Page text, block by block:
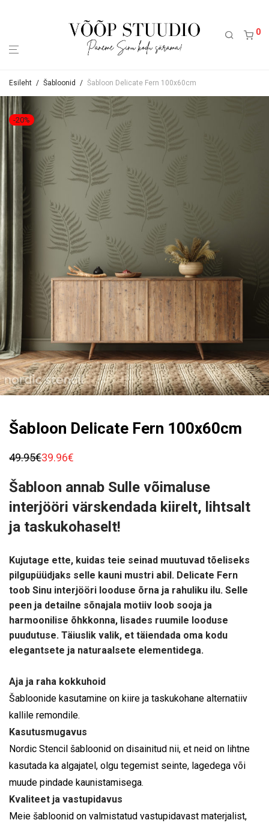
0
Esileht / Šabloonid / Šabloon Delicate Fern 100x60cm
-20%
Šabloon Delicate Fern 100x60cm
49.95€
Algne
oli:
49.95€.
39.96€
Praegune
on:
39.96€.
Šabloon annab Sulle võimaluse
interjööri värskendada kiirelt, lihtsalt
ja taskukohaselt!
Kujutage ette, kuidas teie seinad muutuvad tõeliseks
pilgupüüdjaks selle kauni mustri abil. Delicate Fern
toob Sinu interjööri looduse õrna ja rahuliku ilu. Selle
peen ja detailne sõnajala motiiv loob sooja ja
harmoonilise õhkkonna, lisades ruumile looduse
puudutuse. Täiuslik valik, et täiendada oma kodu
elegantsete ja naturaalsete elementidega.
Aja ja raha kokkuhoid
Šabloonide kasutamine on kiire ja taskukohane alternatiiv
kallile remondile.
Kasutusmugavus
Nordic Stencil šabloonid on disainitud nii, et neid on lihtne
kasutada ka algajatel, olgu tegemist seinte, lagedega või
muude pindade kaunistamisega.
Kvaliteet ja vastupidavus
Meie šabloonid on valmistatud vastupidavast materjalist,